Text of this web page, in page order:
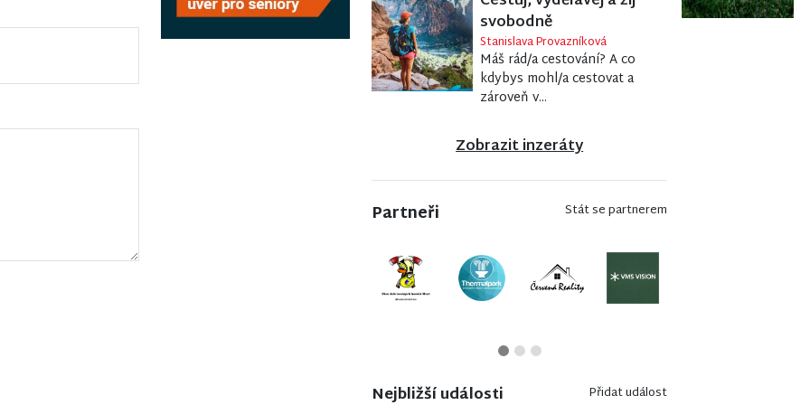
svobodně
Stanislava Provazníková
Máš rád/a cestování? A co
kdybys mohl/a cestovat a
zároveň v...
Zobrazit inzeráty
Partneři Stát se partnerem
Nejbližší události Přidat událost